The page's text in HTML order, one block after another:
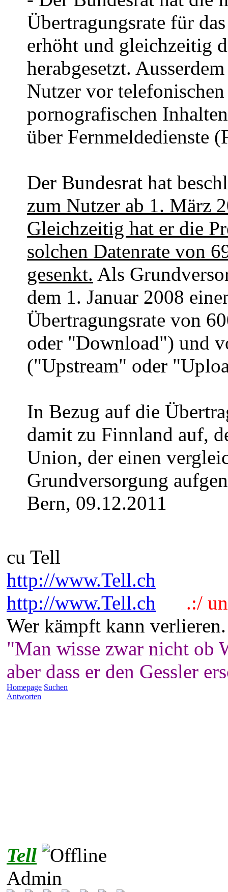
Übertragungsrate für
erhöht und gleichzeitig
herabgesetzt.
Nutzer vor
pornografischen
über Fernmeldedienste
Der Bundesrat hat
zum Nutzer ab 1. März
Gleichzeitig hat er die
solchen Datenrate von
gesenkt. Als
dem 1. Januar 2008
Übertragungsrate von
oder "Download") und
("Upstream" oder
In Bezug auf die
damit zu Finnland auf,
Union, der einen
Grundversorgung
Bern, 09.12.2011
cu Tell
http://www.Tell.ch
http://www.Tell.ch
.:/
Wer kämpft kann
"Man wisse zwar nicht ob
aber dass er den Gessler
Homepage Suchen
Antworten
Tell
Admin